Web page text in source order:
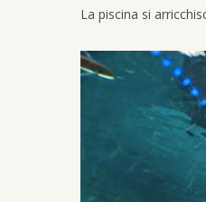
La piscina si